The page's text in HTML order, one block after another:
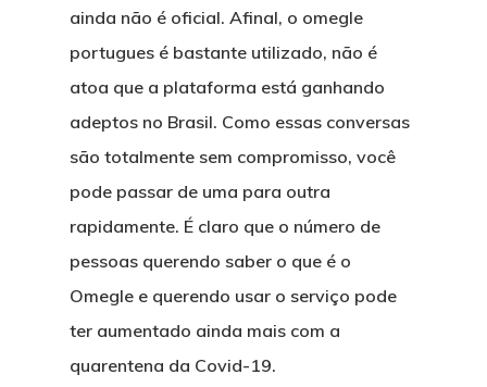
ainda não é oficial. Afinal, o omegle
portugues é bastante utilizado, não é
atoa que a plataforma está ganhando
adeptos no Brasil. Como essas conversas
são totalmente sem compromisso, você
pode passar de uma para outra
rapidamente. É claro que o número de
pessoas querendo saber o que é o
Omegle e querendo usar o serviço pode
ter aumentado ainda mais com a
quarentena da Covid-19.